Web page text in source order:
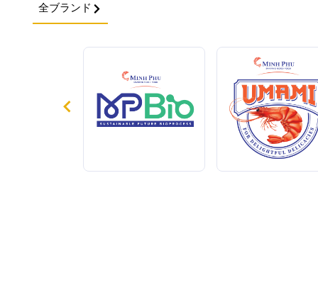
全ブランド